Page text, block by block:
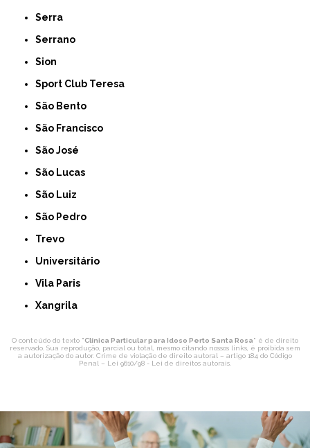
Serra
Serrano
Sion
Sport Club Teresa
São Bento
São Francisco
São José
São Lucas
São Luiz
São Pedro
Trevo
Universitário
Vila Paris
Xangrila
O conteúdo do texto "Clínica Particular para Idoso Perto Santa Rosa" é de direito
reservado. Sua reprodução, parcial ou total, mesmo citando nossos links, é proibida sem
a autorização do autor. Crime de violação de direito autoral – artigo 184 do Código
Penal – Lei 9610/98 - Lei de direitos autorais